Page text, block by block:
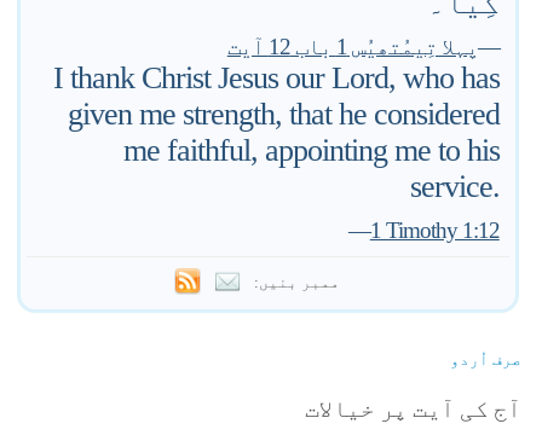
—پہلا تِیمُتھیُس 1 باب 12 آیت
I thank Christ Jesus our Lord, who has
given me strength, that he considered
me faithful, appointing me to his
service.
—1 Timothy 1:12
ممبر بنیں:
صرف اُردو
آج کی آیت پر خیالات